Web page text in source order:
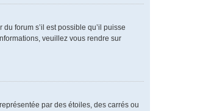
forum s’il est possible qu’il puisse
veuillez vous rendre sur
par des étoiles, des carrés ou